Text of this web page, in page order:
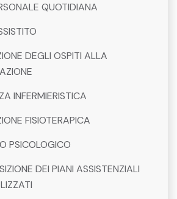
QUOTIDIANA
DEGLI OSPITI ALLA
INFERMIERISTICA
FISIOTERAPICA
PSICOLOGICO
DEI PIANI ASSISTENZIALI